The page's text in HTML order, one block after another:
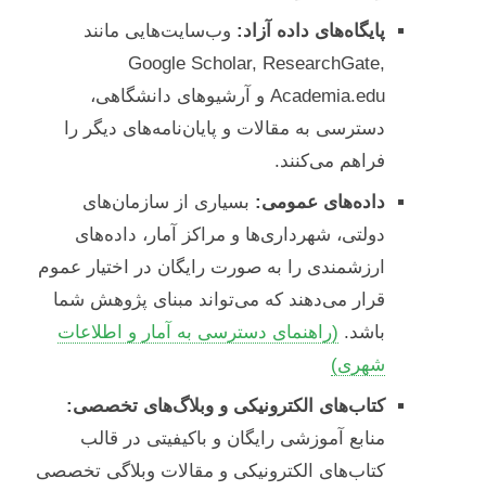
پایگاه‌های داده آزاد: وب‌سایت‌هایی مانند
Google Scholar, ResearchGate,
Academia.edu و آرشیوهای دانشگاهی،
دسترسی به مقالات و پایان‌نامه‌های دیگر را
فراهم می‌کنند.
داده‌های عمومی: بسیاری از سازمان‌های
دولتی، شهرداری‌ها و مراکز آمار، داده‌های
ارزشمندی را به صورت رایگان در اختیار عموم
قرار می‌دهند که می‌تواند مبنای پژوهش شما
باشد. (راهنمای دسترسی به آمار و اطلاعات
شهری)
کتاب‌های الکترونیکی و وبلاگ‌های تخصصی:
منابع آموزشی رایگان و باکیفیتی در قالب
کتاب‌های الکترونیکی و مقالات وبلاگی تخصصی